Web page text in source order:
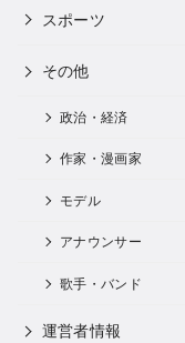
スポーツ
その他
政治・経済
作家・漫画家
モデル
アナウンサー
歌手・バンド
運営者情報